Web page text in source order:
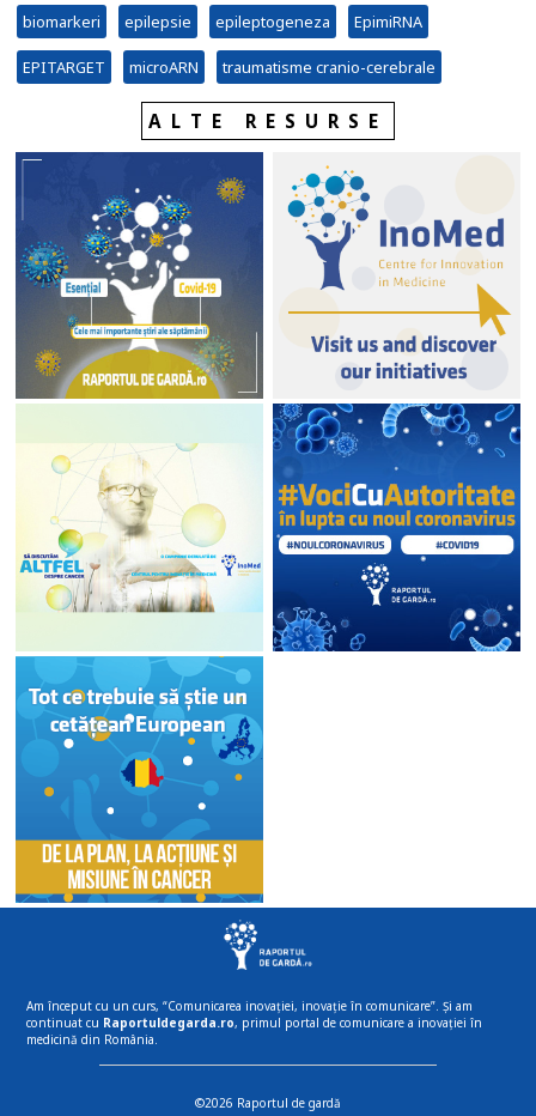
biomarkeri epilepsie epileptogeneza EpimiRNA
EPITARGET microARN traumatisme cranio-cerebrale
ALTE RESURSE
Am început cu un curs, “Comunicarea inovației, inovație în comunicare”. Și am
continuat cu Raportuldegarda.ro, primul portal de comunicare a inovației în
medicină din România.
©2026 Raportul de gardă